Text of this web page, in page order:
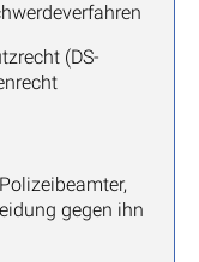
(DS-
gegen ihn